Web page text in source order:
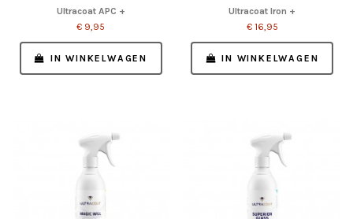
Ultracoat APC +
€ 9,95
IN WINKELWAGEN
Ultracoat Iron +
€ 16,95
IN WINKELWAGEN